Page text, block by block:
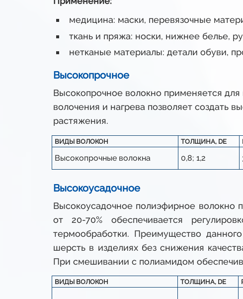
медицина: маски, перевязочные
ткань и пряжа: носки, нижнее белье,
нетканые материалы: детали обуви,
Высокопрочное
Высокопрочное волокно применяется
волочения и нагрева позволяет создать
растяжения.
ВИДЫ ВОЛОКОН ТОЛЩИНА, DE
Высокопрочные волокна 0,8; 1,2
Высокоусадочное
Высокоусадочное полиэфирное волокно
от 20-70% обеспечивается
термообработки. Преимущество
шерсть в изделиях без снижения
При смешивании с полиамидом
ВИДЫ ВОЛОКОН ТОЛЩИНА, DE